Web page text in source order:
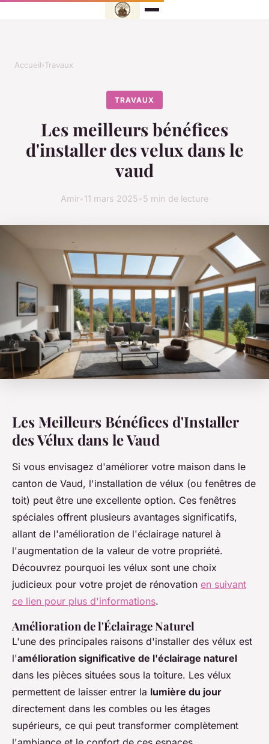
Accueil›Travaux
TRAVAUX
Les meilleurs bénéfices
d'installer des velux dans le
vaud
Amir 11 mars 2025 5 min de lecture
Les Meilleurs Bénéfices d'Installer
des Vélux dans le Vaud
Si vous envisagez d'améliorer votre maison dans le
canton de Vaud, l'installation de vélux (ou fenêtres de
toit) peut être une excellente option. Ces fenêtres
spéciales offrent plusieurs avantages significatifs,
allant de l'amélioration de l'éclairage naturel à
l'augmentation de la valeur de votre propriété.
Découvrez pourquoi les vélux sont une choix
judicieux pour votre projet de rénovation en suivant
ce lien pour plus d'informations.
Amélioration de l'Éclairage Naturel
L'une des principales raisons d'installer des vélux est
l'amélioration significative de l'éclairage naturel
dans les pièces situées sous la toiture. Les vélux
permettent de laisser entrer la lumière du jour
directement dans les combles ou les étages
supérieurs, ce qui peut transformer complètement